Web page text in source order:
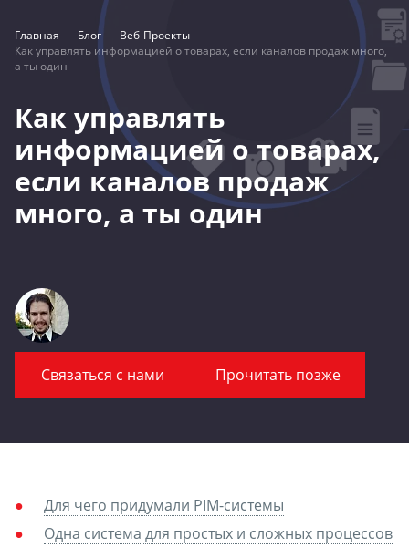
Главная - Блог - Веб-Проекты -
Как управлять информацией о товарах, если каналов продаж много,
а ты один
Как управлять
информацией о товарах,
если каналов продаж
много, а ты один
Связаться с нами Прочитать позже
Для чего придумали PIM-системы
Одна система для простых и сложных процессов